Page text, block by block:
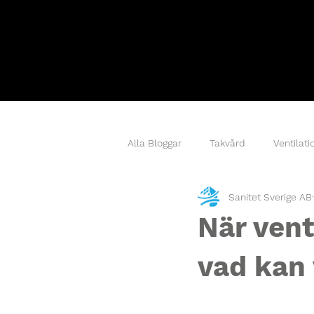
Alla Bloggar Takvård
Takkemning Takmålning,
När
vad
Sanitet Sverige AB